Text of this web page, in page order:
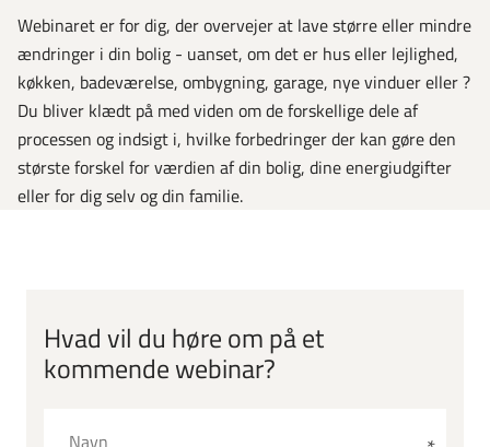
Webinaret er for dig, der overvejer at lave større eller mindre
ændringer i din bolig - uanset, om det er hus eller lejlighed,
køkken, badeværelse, ombygning, garage, nye vinduer eller ?
Du bliver klædt på med viden om de forskellige dele af
processen og indsigt i, hvilke forbedringer der kan gøre den
største forskel for værdien af din bolig, dine energiudgifter
eller for dig selv og din familie.
Hvad vil du høre om på et
kommende webinar?